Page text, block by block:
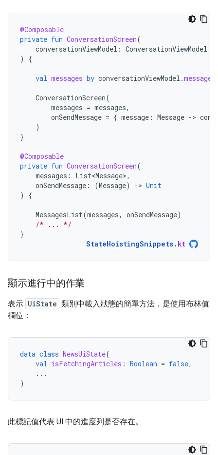
@Composable
private fun ConversationScreen(
conversationViewModel : ConversationViewModel
)
{
val messages by conversationViewModel .messages
ConversationScreen(
messages = messages,
onSendMessage = { message : Message ->
)
}
@Composable
private fun ConversationScreen(
messages : List<Message>,
onSendMessage : (Message) -> Unit
)
{
MessagesList(messages, onSendMessage)
/* ... */
}
StateHoistingSnippets. kt
顯示進行中的作業
表示 UiState 類別中載入狀態的簡單方法，是使用布林值
欄位：
data class NewsUiState(
val isFetchingArticles : Boolean = false,
...
)
此標記值代表 UI 中的進度列是否存在。